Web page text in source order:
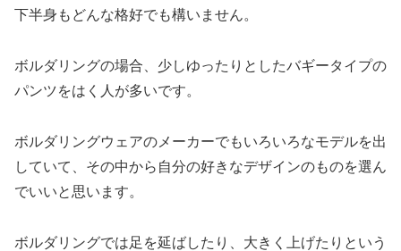
下半身もどんな格好でも構いません。
ボルダリングの場合、少しゆったりとしたバギータイプの
パンツをはく人が多いです。
ボルダリングウェアのメーカーでもいろいろなモデルを出
していて、その中から自分の好きなデザインのものを選ん
でいいと思います。
ボルダリングでは足を延ばしたり、大きく上げたりという